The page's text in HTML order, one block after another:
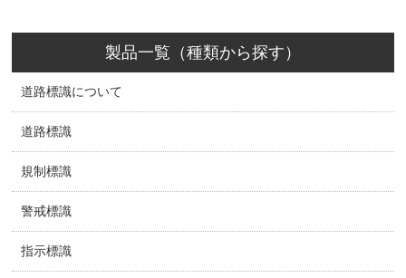
製品一覧（種類から探す）
道路標識について
道路標識
規制標識
警戒標識
指示標識